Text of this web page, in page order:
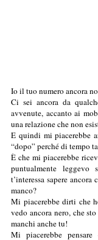
Io il tuo numero ancora
Ci sei ancora da
avvenute, accanto ai
una relazione che non
E quindi mi piacerebbe
“dopo” perché di tempo
È che mi piacerebbe
puntualmente leggevo
t’interessa sapere
manco?
Mi piacerebbe dirti che
vedo ancora nero, che
manchi anche tu!
Mi piacerebbe